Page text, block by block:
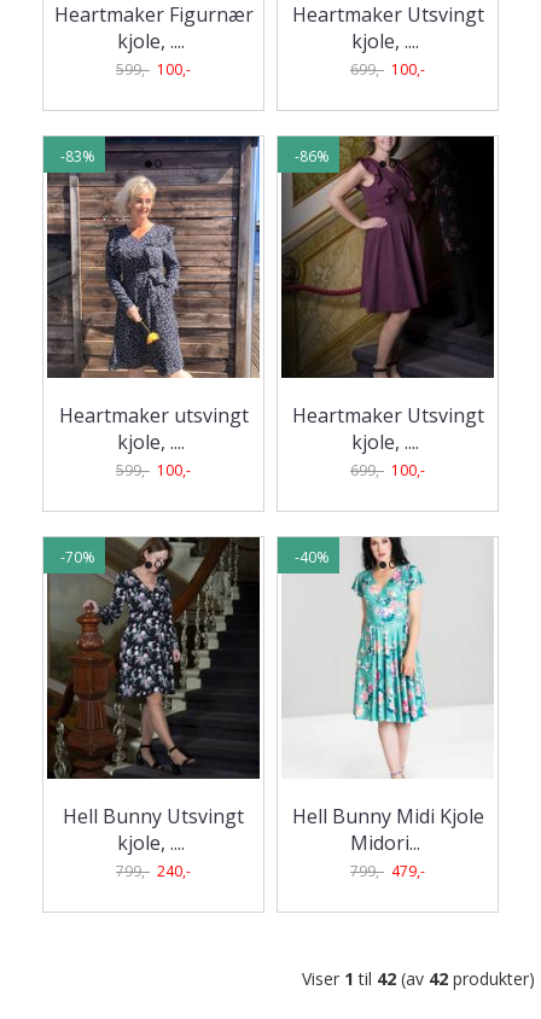
Heartmaker Figurnær
kjole, ....
599,- 100,-
Heartmaker Utsvingt
kjole, ....
699,- 100,-
-83%
Heartmaker utsvingt
kjole, ....
599,- 100,-
-86%
Heartmaker Utsvingt
kjole, ....
699,- 100,-
-70%
Hell Bunny Utsvingt
kjole, ....
799,- 240,-
-40%
Hell Bunny Midi Kjole
Midori...
799,- 479,-
Viser 1 til 42 (av 42 produkter)